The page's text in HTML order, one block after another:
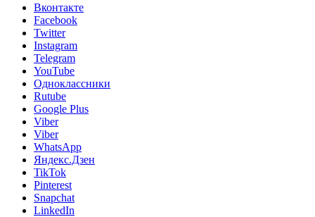
Вконтакте
Facebook
Twitter
Instagram
Telegram
YouTube
Одноклассники
Rutube
Google Plus
Viber
Viber
WhatsApp
Яндекс.Дзен
TikTok
Pinterest
Snapchat
LinkedIn